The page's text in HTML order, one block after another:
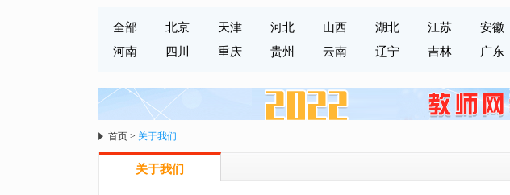
全部 北京 天津 河北 山西 湖北 江苏 安徽
河南
四川 重庆 贵州 云南 辽宁 吉林 广东
首页 > 关于我们
关于我们